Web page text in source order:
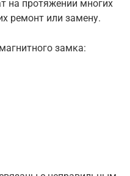
на протяжении многих
ремонт или замену.
замка: